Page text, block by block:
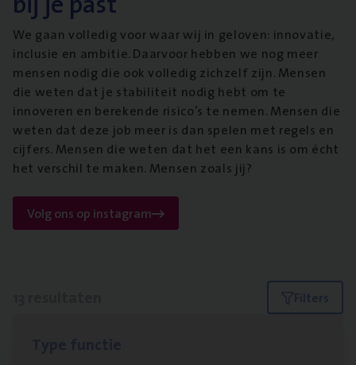
We gaan volledig voor waar wij in geloven: innovatie,
inclusie en ambitie. Daarvoor hebben we nog meer
mensen nodig die ook volledig zichzelf zijn. Mensen
die weten dat je stabiliteit nodig hebt om te
innoveren en berekende risico’s te nemen. Mensen die
weten dat deze job meer is dan spelen met regels en
cijfers. Mensen die weten dat het een kans is om écht
het verschil te maken. Mensen zoals jij?
Volg ons op instagram
Filters